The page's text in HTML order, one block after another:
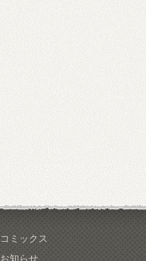
コミックス
お知らせ